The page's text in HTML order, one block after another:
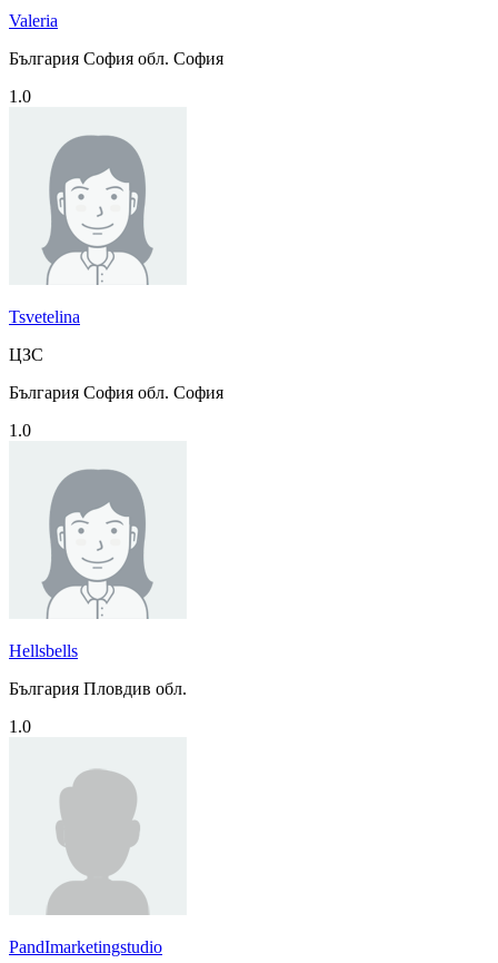
Valeria
България София обл. София
1.0
Tsvetelina
ЦЗС
България София обл. София
1.0
Hellsbells
България Пловдив обл.
1.0
PandImarketingstudio